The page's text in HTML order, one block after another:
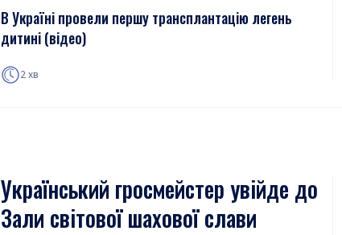
В Україні провели першу трансплантацію легень
дитині (відео)
2 хв
Український гросмейстер увійде до
Зали світової шахової слави